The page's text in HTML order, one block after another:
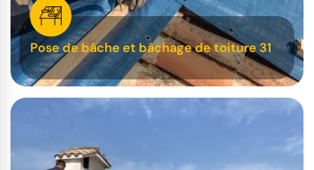
Pose de bâche et bâchage de toiture 31